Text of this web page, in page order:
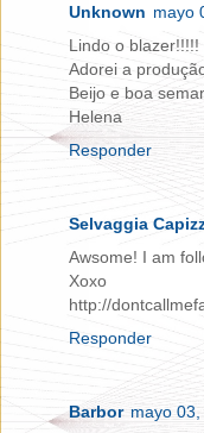
Unknown mayo
Lindo o blazer!!!!!
Adorei a
Beijo e boa
Helena
Responder
Selvaggia
Awsome! I am
Xoxo
http://
Responder
Barbor mayo 03,